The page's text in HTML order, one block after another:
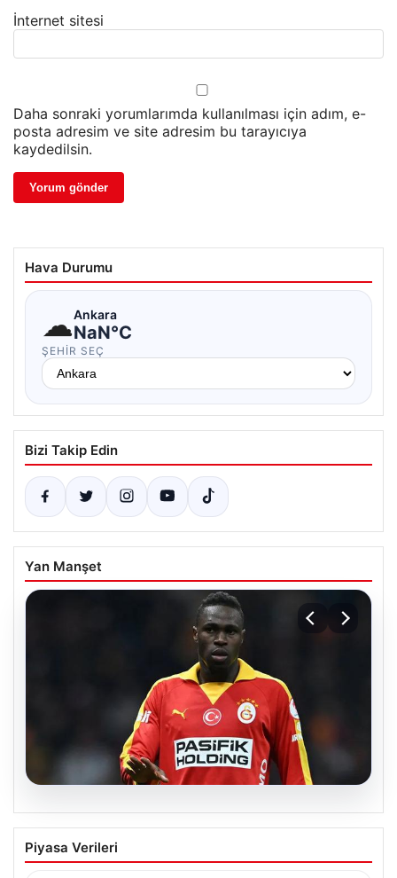
İnternet sitesi
Daha sonraki yorumlarımda kullanılması için adım, e-
posta adresim ve site adresim bu tarayıcıya
kaydedilsin.
Hava Durumu
☁Ankara
NaN°C
ŞEHIR SEÇ
Bizi Takip Edin
Yan Manşet
Galatasaray’da daha sezon başlamadan
Singo’dan kötü haber!
Piyasa Verileri